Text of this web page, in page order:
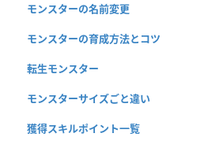
モンスターの名前変更
モンスターの育成方法とコツ
転生モンスター
モンスターサイズごと違い
獲得スキルポイント一覧